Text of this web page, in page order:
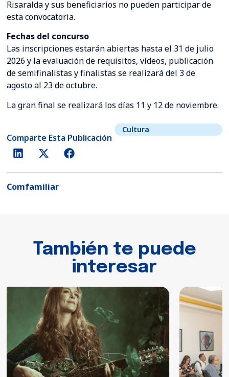
Risaralda y sus beneficiarios no pueden participar de
esta convocatoria.
Fechas del concurso
Las inscripciones estarán abiertas hasta el 31 de julio
2026 y la evaluación de requisitos, vídeos, publicación
de semifinalistas y finalistas se realizará del 3 de
agosto al 23 de octubre.
La gran final se realizará los días 11 y 12 de noviembre.
Comparte Esta Publicación
Cultura
Comfamiliar
También te puede
interesar